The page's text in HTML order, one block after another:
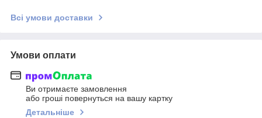
Всі умови доставки
Умови оплати
Ви отримаєте замовлення
або гроші повернуться на вашу картку
Детальніше